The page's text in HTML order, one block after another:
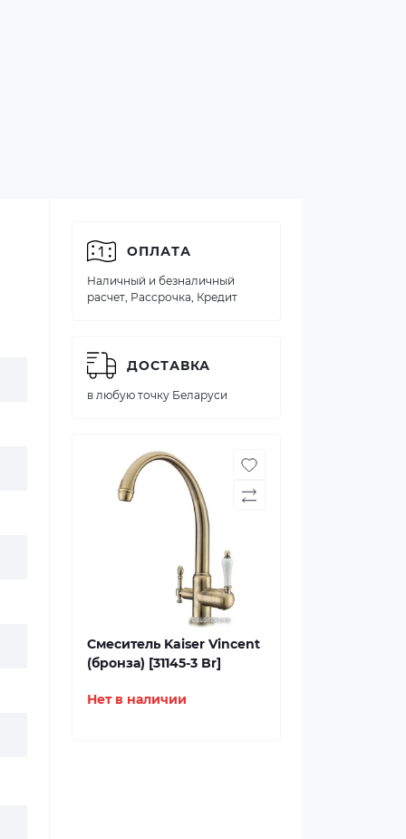
ОПЛАТА
Наличный и безналичный
расчет, Рассрочка, Кредит
ДОСТАВКА
в любую точку Беларуси
Смеситель Kaiser Vincent
(бронза) [31145-3 Br]
Нет в наличии